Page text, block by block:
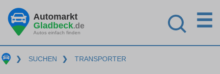
Automarkt
Gladbeck.de
Autos einfach finden
☰
❯ SUCHEN ❯ TRANSPORTER